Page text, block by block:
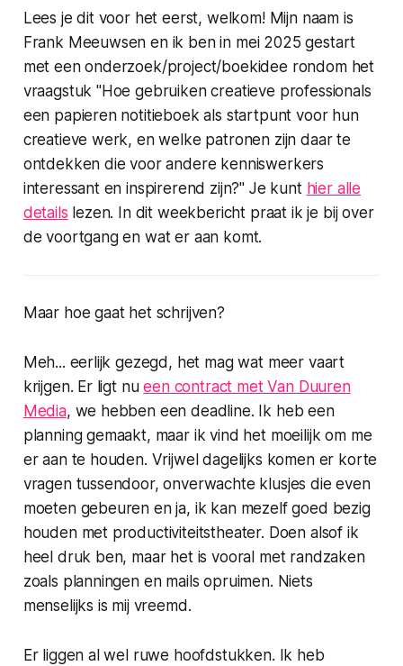
Lees je dit voor het eerst, welkom! Mijn naam is
Frank Meeuwsen en ik ben in mei 2025 gestart
met een onderzoek/project/boekidee rondom het
vraagstuk "Hoe gebruiken creatieve professionals
een papieren notitieboek als startpunt voor hun
creatieve werk, en welke patronen zijn daar te
ontdekken die voor andere kenniswerkers
interessant en inspirerend zijn?" Je kunt hier alle
details lezen. In dit weekbericht praat ik je bij over
de voortgang en wat er aan komt.
Maar hoe gaat het schrijven?
Meh... eerlijk gezegd, het mag wat meer vaart
krijgen. Er ligt nueen contract met Van Duuren
Media, we hebben een deadline. Ik heb een
planning gemaakt, maar ik vind het moeilijk om me
er aan te houden. Vrijwel dagelijks komen er korte
vragen tussendoor, onverwachte klusjes die even
moeten gebeuren en ja, ik kan mezelf goed bezig
houden met productiviteitstheater. Doen alsof ik
heel druk ben, maar het is vooral met randzaken
zoals planningen en mails opruimen. Niets
menselijks is mij vreemd.
Er liggen al wel ruwe hoofdstukken. Ik heb